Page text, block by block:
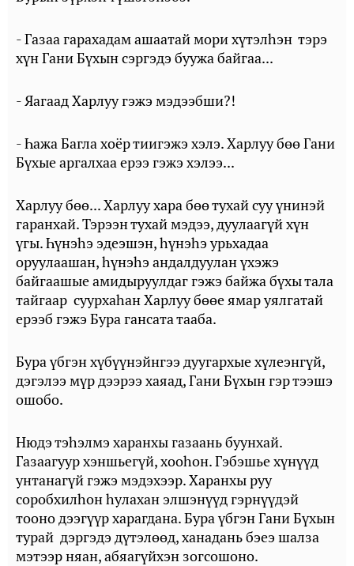
- Газаа гарахадам ашаатай мори хүтэлһэн тэрэ
хүн Гани Бүхын сэргэдэ буужа байгаа...
- Яагаад Харлуу гэжэ мэдээбши?!
- Һажа Багла хоёр тиигэжэ хэлэ. Харлуу бөө Гани
Бүхые аргалхаа ерээ гэжэ хэлээ...
Харлуу бөө... Харлуу хара бөө тухай суу үнинэй
гаранхай. Тэрээн тухай мэдээ, дуулаагүй хүн
үгы. Һүнэһэ эдеэшэн, һүнэһэ урьхадаа
оруулаашан, һүнэһэ андалдуулан үхэжэ
байгаашые амидыруулдаг гэжэ байжа бүхы тала
тайгаар суурхаһан Харлуу бөөе ямар уялгатай
ерээб гэжэ Бура гансата тааба.
Бура үбгэн хүбүүнэйнгээ дуугархые хүлеэнгүй,
дэгэлээ мүр дээрээ хаяад, Гани Бүхын гэр тээшэ
ошобо.
Нюдэ тэһэлмэ харанхы газаань буунхай.
Газаагуур хэншьегүй, хооһон. Гэбэшье хүнүүд
унтанагүй гэжэ мэдэхээр. Харанхы руу
соробхилһон һулахан элшэнүүд гэрнүүдэй
тооно дээгүүр харагдана. Бура үбгэн Гани Бүхын
турай дэргэдэ дүтэлөөд, ханадань бэеэ шалза
мэтээр няан, абяагүйхэн зогсошоно.